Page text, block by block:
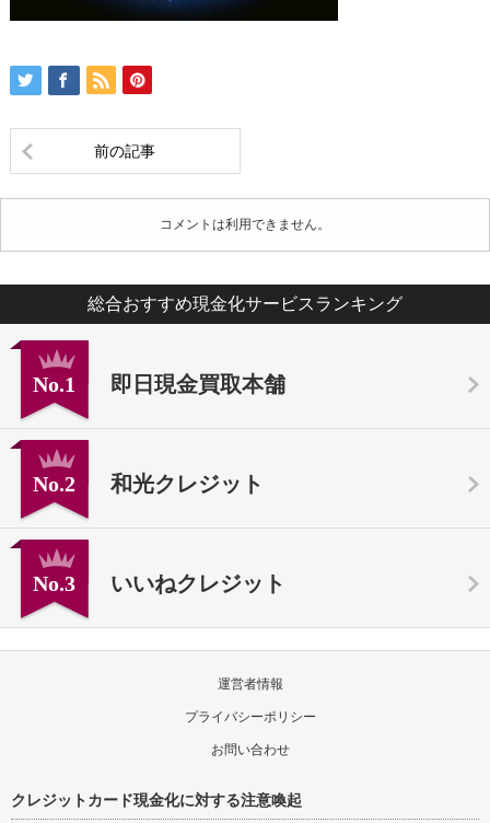
前の記事
コメントは利用できません。
総合おすすめ現金化サービスランキング
No.1 即日現金買取本舗
No.2 和光クレジット
No.3 いいねクレジット
運営者情報
プライバシーポリシー
お問い合わせ
クレジットカード現金化に対する注意喚起